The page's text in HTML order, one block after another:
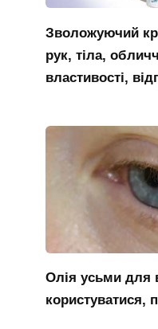
Зволожуючий
рук, тіла,
властивості,
Олія усьми для
користуватися,